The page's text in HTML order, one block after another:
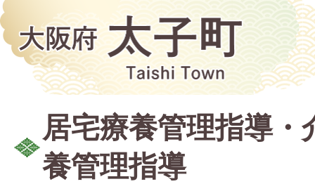
居宅療養管理指導・
養管理指導